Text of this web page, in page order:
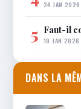
24 JAN 2026
5 Faut-il
19 JAN 2026
DANS LA